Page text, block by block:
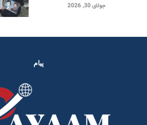
جولای 30, 2026
پیام